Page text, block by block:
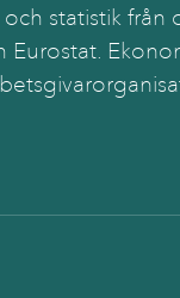
statistik från
Eurostat.